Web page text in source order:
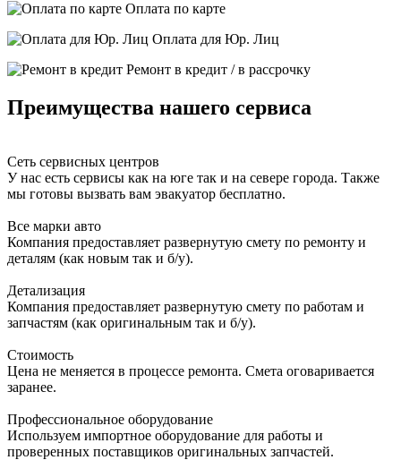
Оплата по карте
Оплата для Юр. Лиц
Ремонт в кредит / в рассрочку
Преимущества нашего сервиса
Сеть сервисных центров
У нас есть сервисы как на юге так и на севере города. Также
мы готовы вызвать вам эвакуатор бесплатно.
Все марки авто
Компания предоставляет развернутую смету по ремонту и
деталям (как новым так и б/у).
Детализация
Компания предоставляет развернутую смету по работам и
запчастям (как оригинальным так и б/у).
Стоимость
Цена не меняется в процессе ремонта. Смета оговаривается
заранее.
Профессиональное оборудование
Используем импортное оборудование для работы и
проверенных поставщиков оригинальных запчастей.